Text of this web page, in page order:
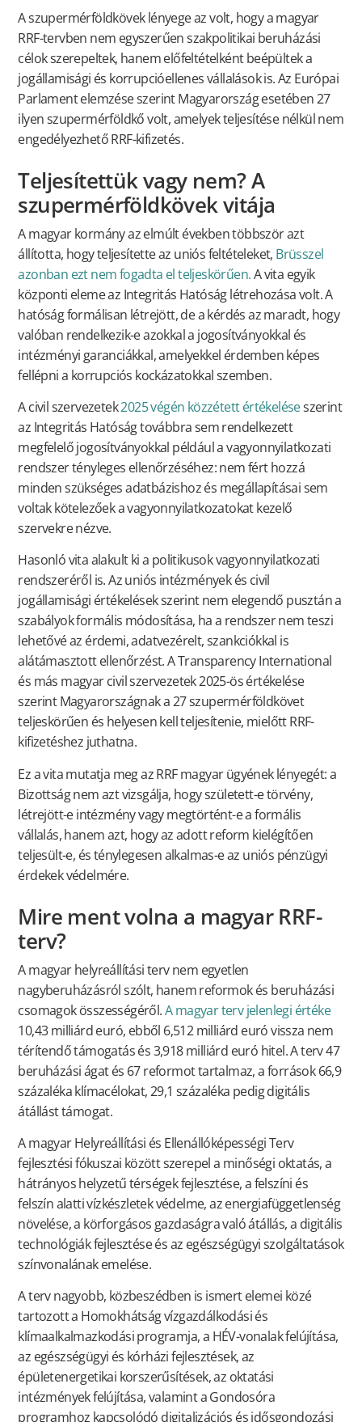
A szupermérföldkövek lényege az volt, hogy a magyar
RRF-tervben nem egyszerűen szakpolitikai beruházási
célok szerepeltek, hanem előfeltételként beépültek a
jogállamisági és korrupcióellenes vállalások is. Az Európai
Parlament elemzése szerint Magyarország esetében 27
ilyen szupermérföldkő volt, amelyek teljesítése nélkül nem
engedélyezhető RRF-kifizetés.
Teljesítettük vagy nem? A
szupermérföldkövek vitája
A magyar kormány az elmúlt években többször azt
állította, hogy teljesítette az uniós feltételeket, Brüsszel
azonban ezt nem fogadta el teljeskörűen.A vita egyik
központi eleme az Integritás Hatóság létrehozása volt. A
hatóság formálisan létrejött, de a kérdés az maradt, hogy
valóban rendelkezik-e azokkal a jogosítványokkal és
intézményi garanciákkal, amelyekkel érdemben képes
fellépni a korrupciós kockázatokkal szemben.
A civil szervezetek2025 végén közzétett értékeléseszerint
az Integritás Hatóság továbbra sem rendelkezett
megfelelő jogosítványokkal például a vagyonnyilatkozati
rendszer tényleges ellenőrzéséhez: nem fért hozzá
minden szükséges adatbázishoz és megállapításai sem
voltak kötelezőek a vagyonnyilatkozatokat kezelő
szervekre nézve.
Hasonló vita alakult ki a politikusok vagyonnyilatkozati
rendszeréről is. Az uniós intézmények és civil
jogállamisági értékelések szerint nem elegendő pusztán a
szabályok formális módosítása, ha a rendszer nem teszi
lehetővé az érdemi, adatvezérelt, szankciókkal is
alátámasztott ellenőrzést. A Transparency International
és más magyar civil szervezetek 2025-ös értékelése
szerint Magyarországnak a 27 szupermérföldkövet
teljeskörűen és helyesen kell teljesítenie, mielőtt RRF-
kifizetéshez juthatna.
Ez a vita mutatja meg az RRF magyar ügyének lényegét: a
Bizottság nem azt vizsgálja, hogy született-e törvény,
létrejött-e intézmény vagy megtörtént-e a formális
vállalás, hanem azt, hogy az adott reform kielégítően
teljesült-e, és ténylegesen alkalmas-e az uniós pénzügyi
érdekek védelmére.
Mire ment volna a magyar RRF-
terv?
A magyar helyreállítási terv nem egyetlen
nagyberuházásról szólt, hanem reformok és beruházási
csomagok összességéről.A magyar terv jelenlegi értéke
10,43 milliárd euró, ebből 6,512 milliárd euró vissza nem
térítendő támogatás és 3,918 milliárd euró hitel. A terv 47
beruházási ágat és 67 reformot tartalmaz, a források 66,9
százaléka klímacélokat, 29,1 százaléka pedig digitális
átállást támogat.
A magyar Helyreállítási és Ellenállóképességi Terv
fejlesztési fókuszai között szerepel a minőségi oktatás, a
hátrányos helyzetű térségek fejlesztése, a felszíni és
felszín alatti vízkészletek védelme, az energiafüggetlenség
növelése, a körforgásos gazdaságra való átállás, a digitális
technológiák fejlesztése és az egészségügyi szolgáltatások
színvonalának emelése.
A terv nagyobb, közbeszédben is ismert elemei közé
tartozott a Homokhátság vízgazdálkodási és
klímaalkalmazkodási programja, a HÉV-vonalak felújítása,
az egészségügyi és kórházi fejlesztések, az
épületenergetikai korszerűsítések, az oktatási
intézmények felújítása, valamint a Gondosóra
programhoz kapcsolódó digitalizációs és idősgondozási